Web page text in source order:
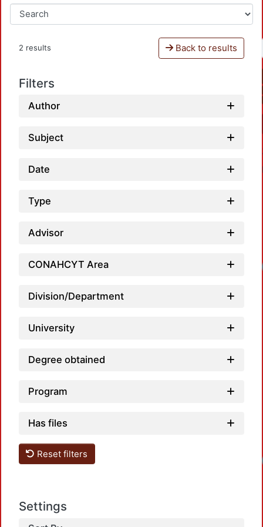
2 results Back to results
Filters
Author
Subject
Date
Type
Advisor
CONAHCYT Area
Division/Department
University
Degree obtained
Program
Has files
Reset filters
Settings